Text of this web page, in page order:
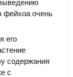
фейхоа очень
его
содержания
с